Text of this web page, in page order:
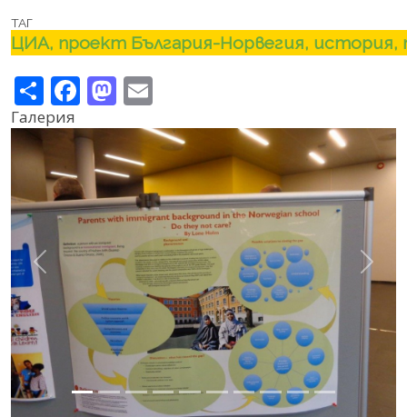
ТАГ
ЦИА, проект България-Норвегия, история,
ShareFacebook
Mastodon
Галерия
Previous Next